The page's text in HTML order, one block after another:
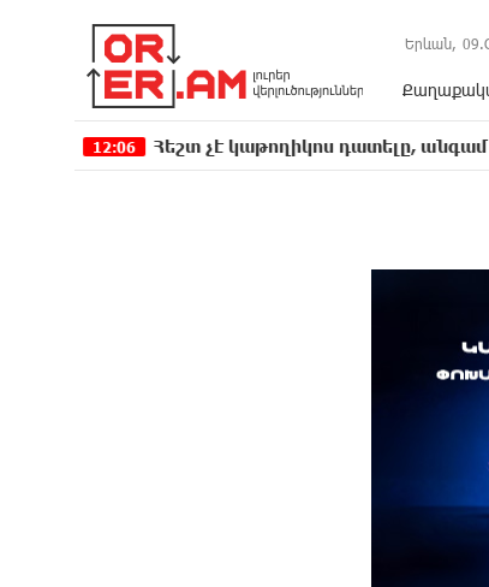
Երևան,
Հեշտ չէ կաթողիկոս դատելը, անգամ